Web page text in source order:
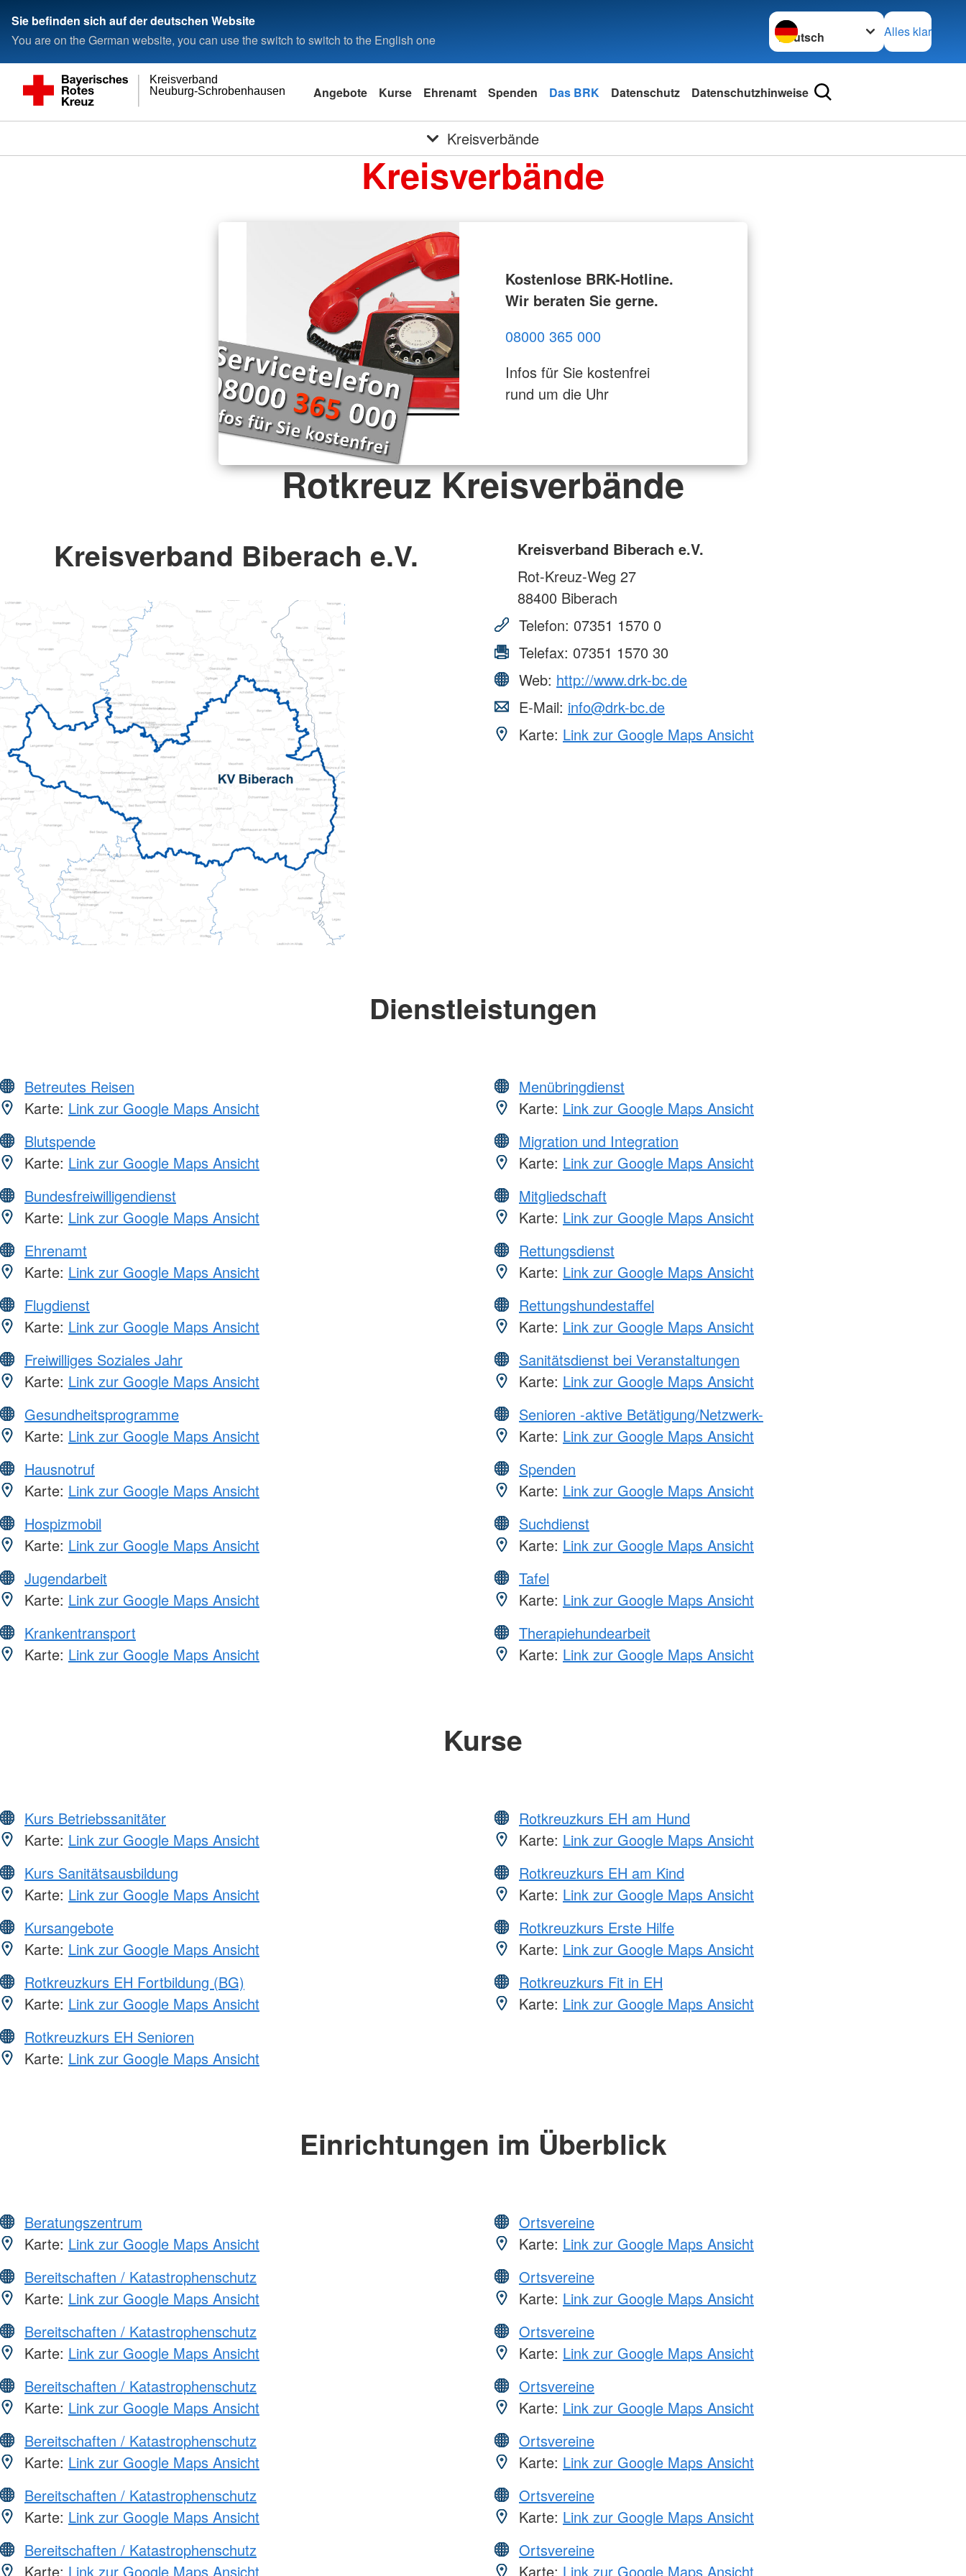
Sie befinden sich auf der deutschen Website
You are on the German website, you can use the switch to switch to the English one
Sprache wechseln zu
Alles klar
Neuburg-Schrobenhausen
Kreisverband
Angebote Kurse Ehrenamt Spenden Das BRK Datenschutz Datenschutzhinweise
Kreisverbände
Kreisverbände
Kostenlose BRK-Hotline.
Wir beraten Sie gerne.
08000 365 000
Infos für Sie kostenfrei
rund um die Uhr
Rotkreuz Kreisverbände
Kreisverband Biberach e.V.
Kreisverband Biberach e.V.
Rot-Kreuz-Weg 27
88400 Biberach
Telefon: 07351 1570 0
Telefax: 07351 1570 30
Web: http://www.drk-bc.de
E-Mail: info@drk-bc.de
Karte: Link zur Google Maps Ansicht
Dienstleistungen
Betreutes Reisen
Karte: Link zur Google Maps Ansicht
Blutspende
Karte: Link zur Google Maps Ansicht
Bundesfreiwilligendienst
Karte: Link zur Google Maps Ansicht
Ehrenamt
Karte: Link zur Google Maps Ansicht
Flugdienst
Karte: Link zur Google Maps Ansicht
Freiwilliges Soziales Jahr
Karte: Link zur Google Maps Ansicht
Gesundheitsprogramme
Karte: Link zur Google Maps Ansicht
Hausnotruf
Karte: Link zur Google Maps Ansicht
Hospizmobil
Karte: Link zur Google Maps Ansicht
Jugendarbeit
Karte: Link zur Google Maps Ansicht
Krankentransport
Karte: Link zur Google Maps Ansicht
Menübringdienst
Karte: Link zur Google Maps Ansicht
Migration und Integration
Karte: Link zur Google Maps Ansicht
Mitgliedschaft
Karte: Link zur Google Maps Ansicht
Rettungsdienst
Karte: Link zur Google Maps Ansicht
Rettungshundestaffel
Karte: Link zur Google Maps Ansicht
Sanitätsdienst bei Veranstaltungen
Karte: Link zur Google Maps Ansicht
Senioren -aktive Betätigung/Netzwerk-
Karte: Link zur Google Maps Ansicht
Spenden
Karte: Link zur Google Maps Ansicht
Suchdienst
Karte: Link zur Google Maps Ansicht
Tafel
Karte: Link zur Google Maps Ansicht
Therapiehundearbeit
Karte: Link zur Google Maps Ansicht
Kurse
Kurs Betriebssanitäter
Karte: Link zur Google Maps Ansicht
Kurs Sanitätsausbildung
Karte: Link zur Google Maps Ansicht
Kursangebote
Karte: Link zur Google Maps Ansicht
Rotkreuzkurs EH Fortbildung (BG)
Karte: Link zur Google Maps Ansicht
Rotkreuzkurs EH Senioren
Karte: Link zur Google Maps Ansicht
Rotkreuzkurs EH am Hund
Karte: Link zur Google Maps Ansicht
Rotkreuzkurs EH am Kind
Karte: Link zur Google Maps Ansicht
Rotkreuzkurs Erste Hilfe
Karte: Link zur Google Maps Ansicht
Rotkreuzkurs Fit in EH
Karte: Link zur Google Maps Ansicht
Einrichtungen im Überblick
Beratungszentrum
Karte: Link zur Google Maps Ansicht
Bereitschaften / Katastrophenschutz
Karte: Link zur Google Maps Ansicht
Bereitschaften / Katastrophenschutz
Karte: Link zur Google Maps Ansicht
Bereitschaften / Katastrophenschutz
Karte: Link zur Google Maps Ansicht
Bereitschaften / Katastrophenschutz
Karte: Link zur Google Maps Ansicht
Bereitschaften / Katastrophenschutz
Karte: Link zur Google Maps Ansicht
Bereitschaften / Katastrophenschutz
Karte: Link zur Google Maps Ansicht
Ortsvereine
Karte: Link zur Google Maps Ansicht
Ortsvereine
Karte: Link zur Google Maps Ansicht
Ortsvereine
Karte: Link zur Google Maps Ansicht
Ortsvereine
Karte: Link zur Google Maps Ansicht
Ortsvereine
Karte: Link zur Google Maps Ansicht
Ortsvereine
Karte: Link zur Google Maps Ansicht
Ortsvereine
Karte: Link zur Google Maps Ansicht